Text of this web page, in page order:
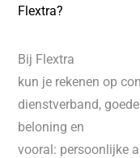
Flextra?
Bij Flextra
kun je rekenen op
dienstverband,
beloning en
vooral: persoonlijke